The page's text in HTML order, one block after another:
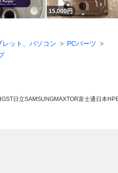
15,000円
レット、パソコン
PCパーツ
日立SAMSUNGMAXTOR富士通 日本HP